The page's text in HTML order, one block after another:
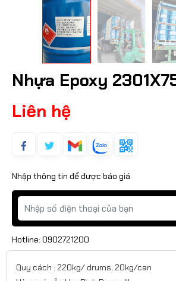
Nhựa Epoxy
Liên hệ
Nhập thông tin để được báo giá
Hotline: 0902721200
Quy cách : 220kg/ drums, 20kg/can